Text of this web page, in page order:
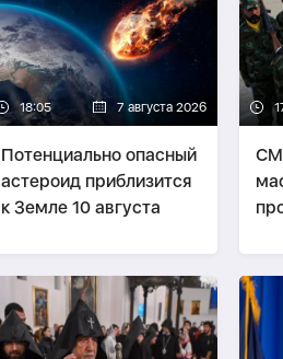
18:05 7 августа 2026
Потенциально опасный
астероид приблизится
к Земле 10 августа